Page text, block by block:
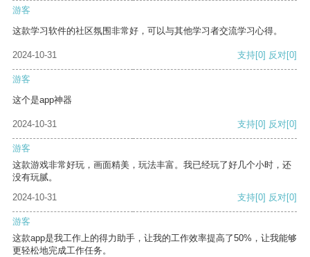
游客
这款学习软件的社区氛围非常好，可以与其他学习者交流学习心得。
2024-10-31 支持[0] 反对[0]
游客
这个是app神器
2024-10-31 支持[0] 反对[0]
游客
这款游戏非常好玩，画面精美，玩法丰富。我已经玩了好几个小时，还
没有玩腻。
2024-10-31
支持[0] 反对[0]
游客
这款app是我工作上的得力助手，让我的工作效率提高了50%，让我能够
更轻松地完成工作任务。